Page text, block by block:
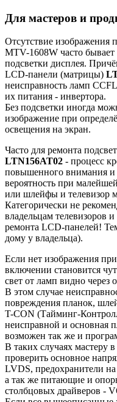
Для мастеров и
Отсутствие изображения
MTV-1608W часто
подсветки дисплея.
LCD-панели (матрицы)
неисправность ламп
их питания - инвертора.
Без подсветки иногда
изображение при
освещения на экран.
Часто для ремонта
LTN156AT02 - процесс
повышенного внимания и
вероятность при
или шлейфы и телевизор
Категорически не
владельцам телевизоров
ремонта LCD-панелей!
дому у владельца).
Если нет изображения
включении становится
свет от ламп видно через
В этом случае
повреждения планок,
T-CON (Тайминг-
неисправной и основная
возможен так же и
В таких случаях мастеру
проверить основное
LVDS, предохранители
а так же питающие и
столбцовых драйверов -